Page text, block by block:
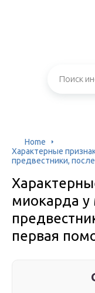
Home
Характерные
предвестники,
миокарда у
первая